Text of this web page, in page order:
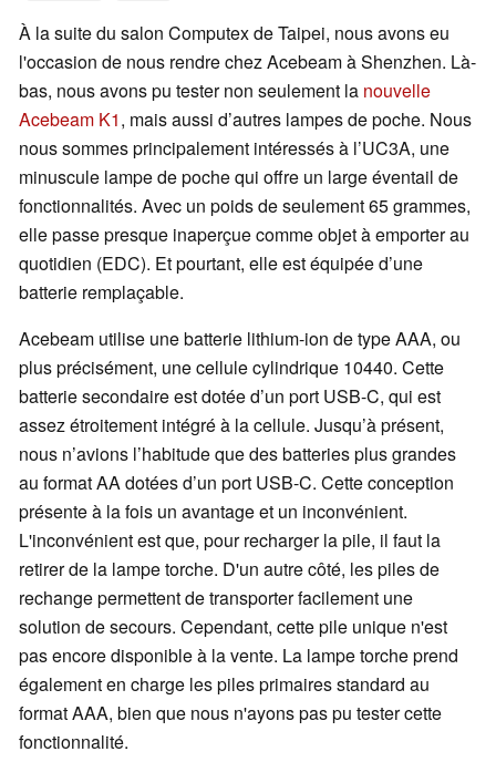
À la suite du salon Computex de Taipei, nous avons eu
l'occasion de nous rendre chez Acebeam à Shenzhen. Là-
bas, nous avons pu tester non seulement la nouvelle
Acebeam K1, mais aussi d’autres lampes de poche. Nous
nous sommes principalement intéressés à l’UC3A, une
minuscule lampe de poche qui offre un large éventail de
fonctionnalités. Avec un poids de seulement 65 grammes,
elle passe presque inaperçue comme objet à emporter au
quotidien (EDC). Et pourtant, elle est équipée d’une
batterie remplaçable.
Acebeam utilise une batterie lithium-ion de type AAA, ou
plus précisément, une cellule cylindrique 10440. Cette
batterie secondaire est dotée d’un port USB-C, qui est
assez étroitement intégré à la cellule. Jusqu’à présent,
nous n’avions l’habitude que des batteries plus grandes
au format AA dotées d’un port USB-C. Cette conception
présente à la fois un avantage et un inconvénient.
L'inconvénient est que, pour recharger la pile, il faut la
retirer de la lampe torche. D'un autre côté, les piles de
rechange permettent de transporter facilement une
solution de secours. Cependant, cette pile unique n'est
pas encore disponible à la vente. La lampe torche prend
également en charge les piles primaires standard au
format AAA, bien que nous n'ayons pas pu tester cette
fonctionnalité.